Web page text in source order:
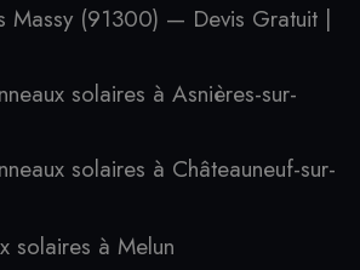
Massy (91300) — Devis Gratuit |
solaires à Asnières-sur-
solaires à Châteauneuf-sur-
solaires à Melun